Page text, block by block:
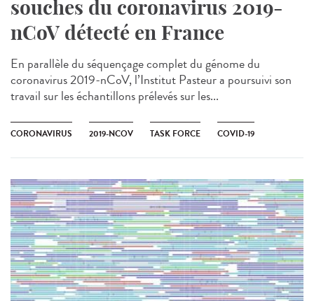
souches du coronavirus 2019-
nCoV détecté en France
En parallèle du séquençage complet du génome du
coronavirus 2019-nCoV, l’Institut Pasteur a poursuivi son
travail sur les échantillons prélevés sur les...
CORONAVIRUS 2019-NCOV TASK FORCE COVID-19